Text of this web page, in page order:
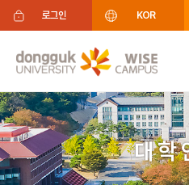
주메뉴
푸터 바
로그인 KOR
대학